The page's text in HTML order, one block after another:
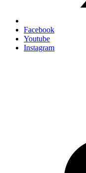
Facebook
Youtube
Instagram